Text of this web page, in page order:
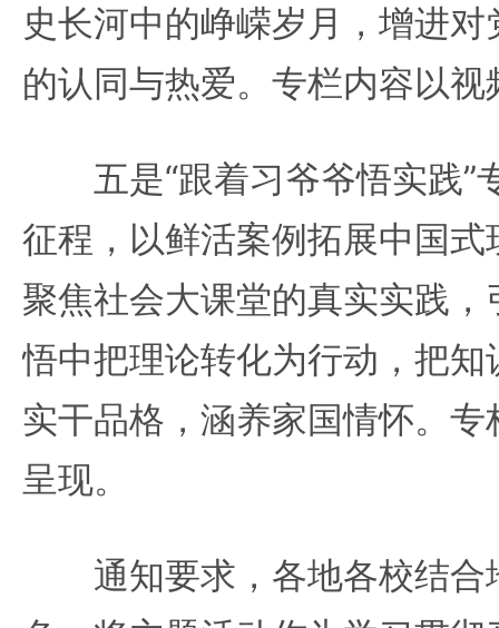
史长河中的峥嵘岁月，增进
的认同与热爱。专栏内容以
五是“跟着习爷爷悟实践”
征程，以鲜活案例拓展中国
聚焦社会大课堂的真实实践
悟中把理论转化为行动，把
实干品格，涵养家国情怀。
呈现。
通知要求，各地各校结合